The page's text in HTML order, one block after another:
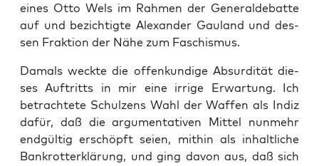
eines Otto Wels im Rah­men der Gene­ral­de­bat­te
auf und bezich­tig­te Alex­an­der Gau­land und des­
sen Frak­ti­on der Nähe zum Faschismus.
Damals weck­te die offen­kun­di­ge Absur­di­tät die­
ses Auf­tritts in mir eine irri­ge Erwar­tung. Ich
betrach­te­te Schul­zens Wahl der Waf­fen als Indiz
dafür, daß die argu­men­ta­ti­ven Mit­tel nun­mehr
end­gül­tig erschöpft sei­en, mit­hin als inhalt­li­che
Bank­rott­erklä­rung, und ging davon aus, daß sich